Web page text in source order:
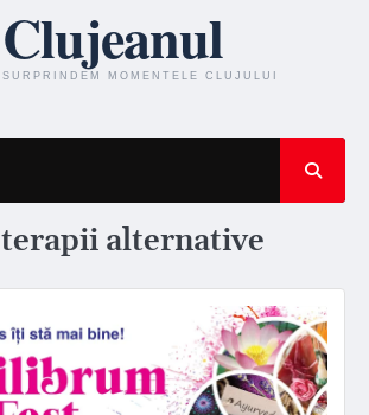
terapii alternative